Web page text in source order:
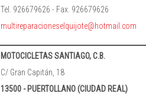
Tel. 926679626 - Fax. 926679626
multireparacioneselquijote@hotmail.com
MOTOCICLETAS SANTIAGO, C.B.
C/ Gran Capitán, 18
13500 - PUERTOLLANO (CIUDAD REAL)